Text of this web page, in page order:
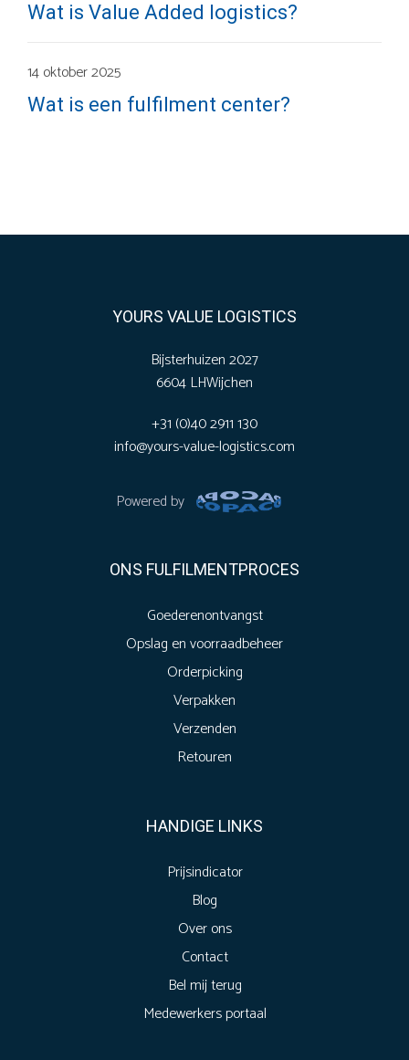
Wat is Value Added logistics?
14 oktober 2025
Wat is een fulfilment center?
YOURS VALUE LOGISTICS
Bijsterhuizen 2027
6604 LHWijchen
+31 (0)40 2911 130
info@yours-value-logistics.com
Powered by
ONS FULFILMENTPROCES
Goederenontvangst
Opslag en voorraadbeheer
Orderpicking
Verpakken
Verzenden
Retouren
HANDIGE LINKS
Prijsindicator
Blog
Over ons
Contact
Bel mij terug
Medewerkers portaal